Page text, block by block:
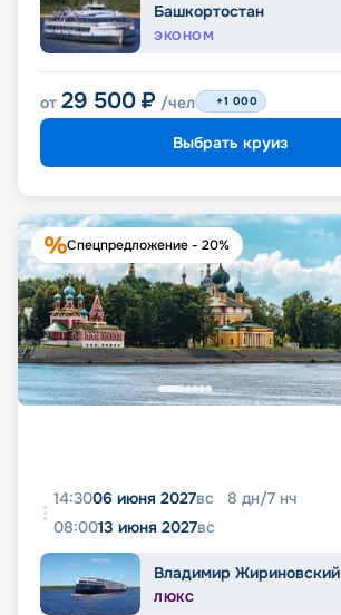
Башкортостан
ЭКОНОМ
от 29 500 ₽ /чел +1 000
Выбрать круиз
Спецпредложение - 20%
14:3006 июня 2027вс 8 дн/7 нч
08:0013 июня 2027вс
Владимир Жириновский
ЛЮКС